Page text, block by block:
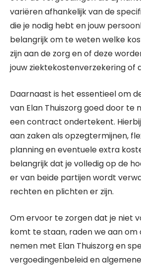
variëren afhankelijk van de
die je nodig hebt en jouw
belangrijk om te weten welke
zijn aan de zorg en of deze
jouw ziektekostenverzekering of
Daarnaast is het essentieel om
van Elan Thuiszorg goed door te
een contract ondertekent.
aan zaken als opzegtermijnen,
planning en eventuele extra
belangrijk dat je volledig op de
er van beide partijen wordt
rechten en plichten er zijn.
Om ervoor te zorgen dat je niet
komt te staan, raden we aan
nemen met Elan Thuiszorg en
vergoedingenbeleid en